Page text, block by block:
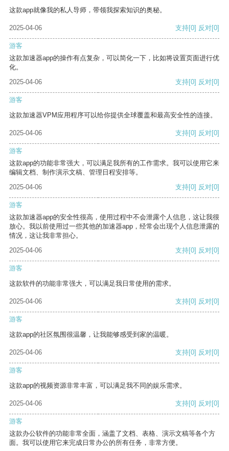
这款app就像我的私人导师，带领我探索知识的奥秘。
2025-04-06 支持[0] 反对[0]
游客
这款加速器app的操作有点复杂，可以简化一下，比如将设置页面进行优
化。
2025-04-06
支持[0] 反对[0]
游客
这款加速器VPM应用程序可以给你提供全球覆盖和最高安全性的连接。
2025-04-06 支持[0] 反对[0]
游客
这款app的功能非常强大，可以满足我所有的工作需求。我可以使用它来
编辑文档、制作演示文稿、管理日程安排等。
2025-04-06
支持[0] 反对[0]
游客
这款加速器app的安全性很高，使用过程中不会泄露个人信息，这让我很
放心。我以前使用过一些其他的加速器app，经常会出现个人信息泄露的
情况，这让我非常担心。
2025-04-06
支持[0] 反对[0]
游客
这款软件的功能非常强大，可以满足我日常使用的需求。
2025-04-06 支持[0] 反对[0]
游客
这款app的社区氛围很温馨，让我能够感受到家的温暖。
2025-04-06 支持[0] 反对[0]
游客
这款app的视频资源非常丰富，可以满足我不同的娱乐需求。
2025-04-06 支持[0] 反对[0]
游客
这款办公软件的功能非常全面，涵盖了文档、表格、演示文稿等各个方
面。我可以使用它来完成日常办公的所有任务，非常方便。